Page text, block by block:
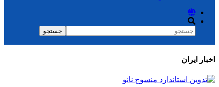
فرم جستجو
جستجو
اخبار ایران